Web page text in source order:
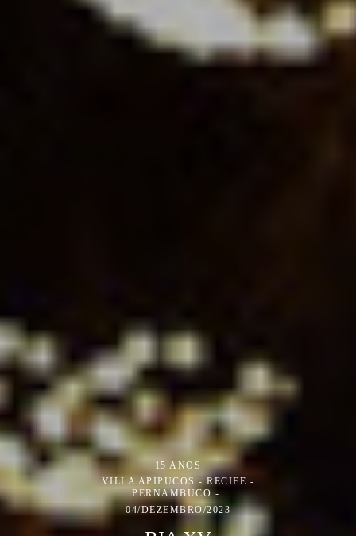
15 ANOS
VILLA APIPUCOS - RECIFE -
PERNAMBUCO
04/DEZEMBRO/2023